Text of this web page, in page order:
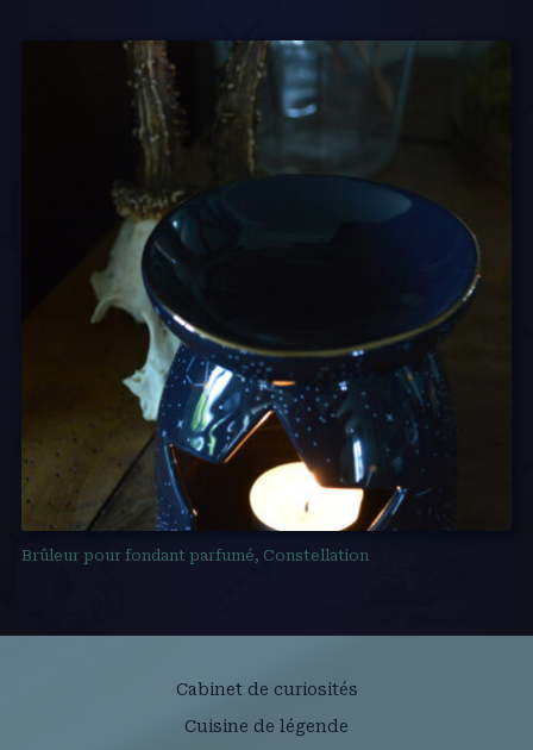
Brûleur pour fondant parfumé, Constellation
Cabinet de curiosités
Cuisine de légende